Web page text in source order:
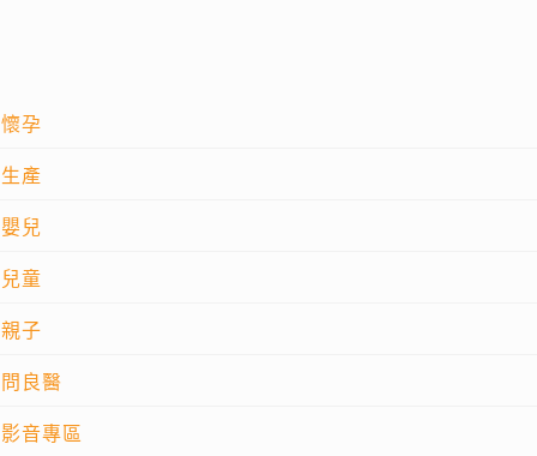
懷孕
生產
嬰兒
兒童
親子
問良醫
影音專區